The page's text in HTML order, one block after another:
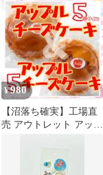
冬
¥980
【沼落ち確実】工場直
売 アウトレット アップ